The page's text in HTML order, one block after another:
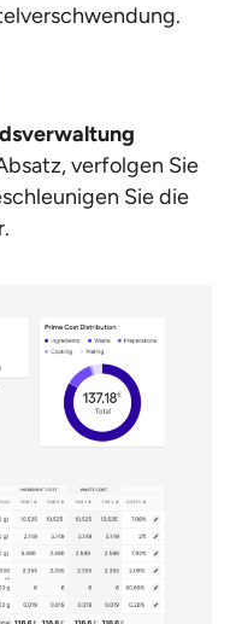
verfolgen Sie
Sie die